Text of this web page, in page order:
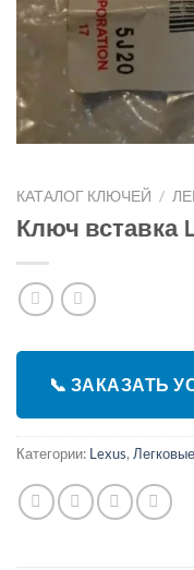
КАТАЛОГ КЛЮЧЕЙ /
Ключ вставка
📞 ЗАКАЗАТЬ
Категории: Lexus, Легковые